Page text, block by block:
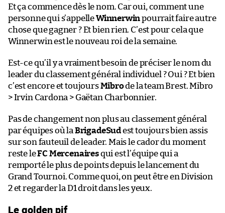
Et ça commence dès le nom. Car oui, comment une
personne qui s’appelleWinnerwinpourrait faire autre
chose que gagner ? Et bien rien. C’est pour cela que
Winnerwin est le nouveau roi de la semaine.
Est-ce qu’il y a vraiment besoin de préciser le nom du
leader du classement général individuel ? Oui ? Et bien
c’est encore et toujoursMibrode la team Brest. Mibro
> Irvin Cardona > Gaëtan Charbonnier.
Pas de changement non plus au classement général
par équipes où la BrigadeSudest toujours bien assis
sur son fauteuil de leader. Mais le cador du moment
reste leFC Mercenairesqui est l’équipe qui a
remporté le plus de points depuis le lancement du
Grand Tournoi. Comme quoi, on peut être en Division
2 et regarder la D1 droit dans les yeux.
Le golden pif